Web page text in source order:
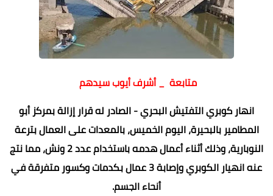
متابعة _ أشرف أيوب سيدهم
انهار كوبري التفتيش البحري - الصادر له قرار إزالة بمركز أبو
المطامير بالبحيرة، اليوم الخميس، بالمعدات على العمال بترعة
النوبارية، وذلك أثناء أعمال هدمه باستخدام عدد 2 ونش، مما نتج
عنه انهيار الكوبري وإصابة 3 عمال بكدمات وكسور متفرقة في
أنحاء الجسم.